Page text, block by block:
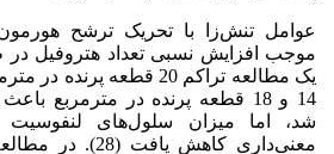
عوامل تنش‌زا با تحریک ترشح
یک مطالعه تراکم 20 قطعه
14 و 18 قطعه پرنده در مترمربع
‌شد، اما میزان سلول‌های لنفوسیت